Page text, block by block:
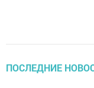
ПОСЛЕДНИЕ